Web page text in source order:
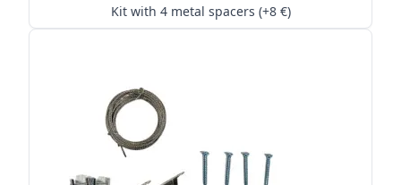
Kit with 4 metal spacers (+8 €)